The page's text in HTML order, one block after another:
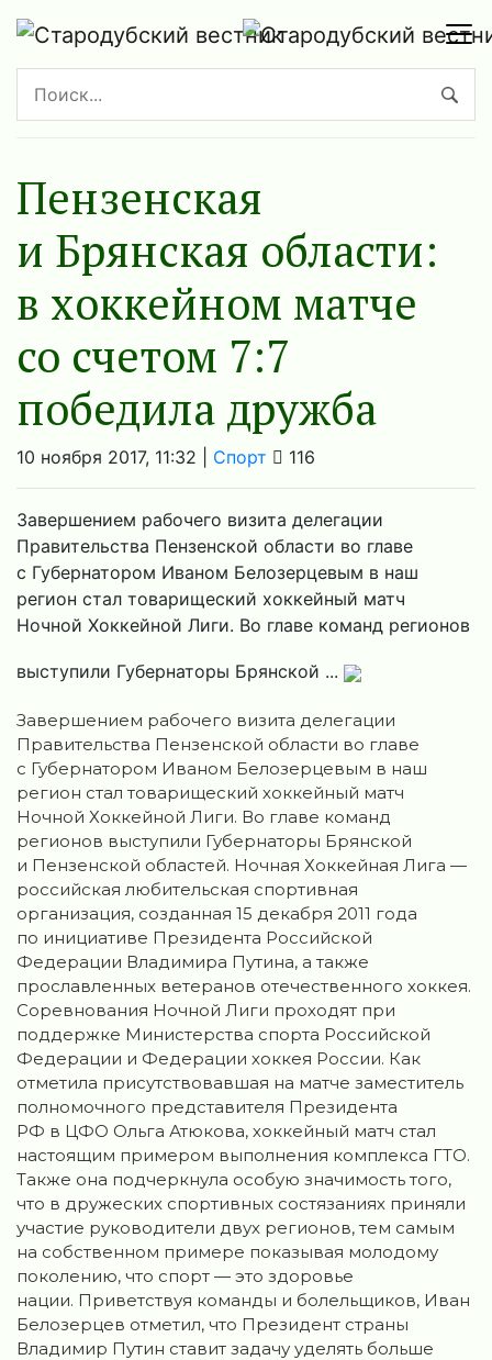
Пензенская
и Брянская области:
в хоккейном матче
со счетом 7:7
победила дружба
10 ноября 2017, 11:32 | Спорт 116
Завершением рабочего визита делегации
Правительства Пензенской области во главе
с Губернатором Иваном Белозерцевым в наш
регион стал товарищеский хоккейный матч
Ночной Хоккейной Лиги. Во главе команд регионов
выступили Губернаторы Брянской ...
Завершением рабочего визита делегации
Правительства Пензенской области во главе
с Губернатором Иваном Белозерцевым в наш
регион стал товарищеский хоккейный матч
Ночной Хоккейной Лиги. Во главе команд
регионов выступили Губернаторы Брянской
и Пензенской областей. Ночная Хоккейная Лига —
российская любительская спортивная
организация, созданная 15 декабря 2011 года
по инициативе Президента Российской
Федерации Владимира Путина, а также
прославленных ветеранов отечественного хоккея.
Соревнования Ночной Лиги проходят при
поддержке Министерства спорта Российской
Федерации и Федерации хоккея России. Как
отметила присутствовавшая на матче заместитель
полномочного представителя Президента
РФ в ЦФО Ольга Атюкова, хоккейный матч стал
настоящим примером выполнения комплекса ГТО.
Также она подчеркнула особую значимость того,
что в дружеских спортивных состязаниях приняли
участие руководители двух регионов, тем самым
на собственном примере показывая молодому
поколению, что спорт — это здоровье
нации. Приветствуя команды и болельщиков, Иван
Белозерцев отметил, что Президент страны
Владимир Путин ставит задачу уделять больше